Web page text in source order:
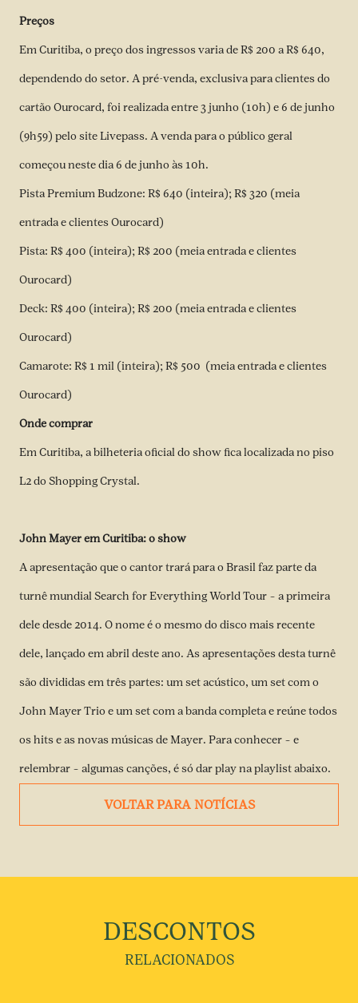
Preços
Em Curitiba, o preço dos ingressos varia de R$ 200 a R$ 640,
dependendo do setor. A pré-venda, exclusiva para clientes do
cartão Ourocard, foi realizada entre 3 junho (10h) e 6 de junho
(9h59) pelo site Livepass. A venda para o público geral
começou neste dia 6 de junho às 10h.
Pista Premium Budzone: R$ 640 (inteira); R$ 320 (meia
entrada e clientes Ourocard)
Pista: R$ 400 (inteira); R$ 200 (meia entrada e clientes
Ourocard)
Deck: R$ 400 (inteira); R$ 200 (meia entrada e clientes
Ourocard)
Camarote: R$ 1 mil (inteira); R$ 500 (meia entrada e clientes
Ourocard)
Onde comprar
Em Curitiba, a bilheteria oficial do show fica localizada no piso
L2 do Shopping Crystal.
John Mayer em Curitiba: o show
A apresentação que o cantor trará para o Brasil faz parte da
turnê mundial Search for Everything World Tour – a primeira
dele desde 2014. O nome é o mesmo do disco mais recente
dele, lançado em abril deste ano. As apresentações desta turnê
são divididas em três partes: um set acústico, um set com o
John Mayer Trio e um set com a banda completa e reúne todos
os hits e as novas músicas de Mayer. Para conhecer – e
relembrar – algumas canções, é só dar play na playlist abaixo.
VOLTAR PARA NOTÍCIAS
DESCONTOS
RELACIONADOS